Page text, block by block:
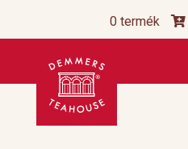
0 termék
Ugrás
navigációhoz
Kilépés
tartalomba